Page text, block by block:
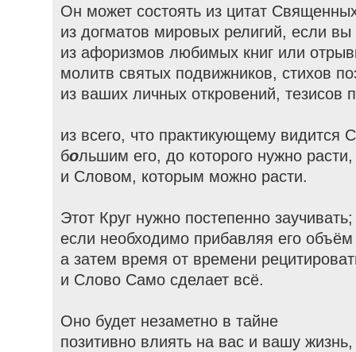
Он может состоять из цитат
из догматов мировых религий, если
из афоризмов любимых книг или
молитв святых подвижников, стихов
из ваших личных откровений, тезисов
из всего, что практикующему видится
большим его, до которого нужно расти,
и Словом, которым можно расти.
Этот Круг нужно постепенно заучивать;
если необходимо прибавляя его
а затем время от времени
и Слово Само сделает всё.
Оно будет незаметно в тайне
позитивно влиять на вас и вашу жизнь,